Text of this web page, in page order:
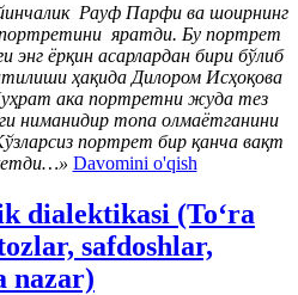
Рауф Парфи ва шоирнинг
яратди. Бу портрет
энг ёрқин асарлардан бири бўлиб
ҳақида Дилором Исҳоқова
ака портретни жуда тез
ниманидир топа олмаётганини
портрет бир қанча вақт
Davomini o'qish
dialektikasi (Toʻra
safdoshlar,
nazar)